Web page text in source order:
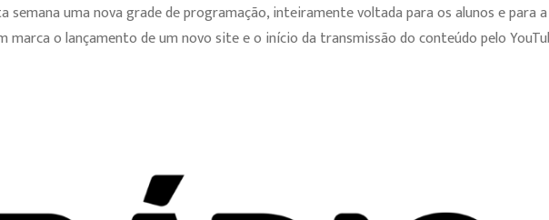
semana uma nova grade de programação, inteiramente voltada para os alunos e para
marca o lançamento de um novo site e o início da transmissão do conteúdo pelo